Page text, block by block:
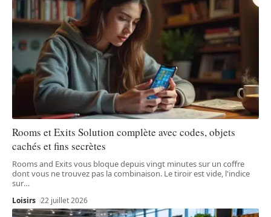
Rooms et Exits Solution complète avec codes, objets
cachés et fins secrètes
Rooms and Exits vous bloque depuis vingt minutes sur un coffre
dont vous ne trouvez pas la combinaison. Le tiroir est vide, l'indice
sur…
Loisirs 22 juillet 2026